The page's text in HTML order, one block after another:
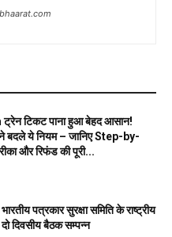
टिकट पाना हुआ बेहद आसान!
बदले ये नियम – जानिए Step-by-
और रिफंड की पूरी...
पत्रकार सुरक्षा समिति के राष्ट्रीय
दो दिवसीय बैठक सम्पन्न